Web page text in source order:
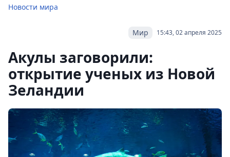
Новости мира
15:43, 02 апреля 2025
Мир
Акулы заговорили:
открытие ученых из Новой
Зеландии